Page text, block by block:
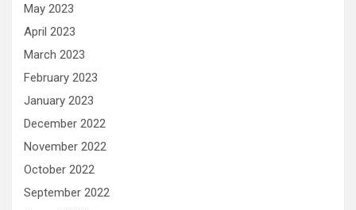
May 2023
April 2023
March 2023
February 2023
January 2023
December 2022
November 2022
October 2022
September 2022